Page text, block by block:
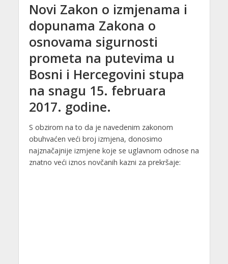
Novi Zakon o izmjenama i
dopunama Zakona o
osnovama sigurnosti
prometa na putevima u
Bosni i Hercegovini stupa
na snagu 15. februara
2017. godine.
S obzirom na to da je navedenim zakonom
obuhvaćen veći broj izmjena, donosimo
najznačajnije izmjene koje se uglavnom odnose na
znatno veći iznos novčanih kazni za prekršaje: